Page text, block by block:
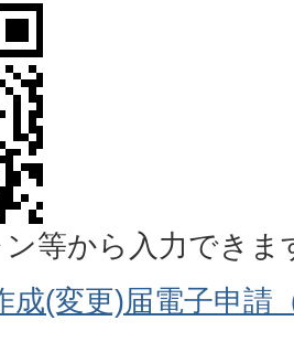
等から入力できま
成(変更)届電子申請